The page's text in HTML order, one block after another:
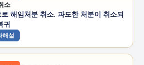
소
해임처분 취소. 과도한 처분이 취소되
귀
해설